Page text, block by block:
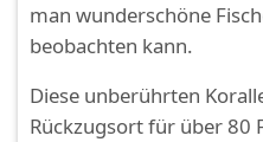
man wunderschöne
beobachten kann.
Diese unberührten
Rückzugsort für über 80